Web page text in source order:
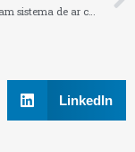
Inventores criam sistema de ar condicionado individual para escritórios
LinkedIn